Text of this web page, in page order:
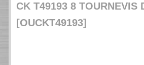
CK T49193 8 TOURNEVIS
[OUCKT49193]